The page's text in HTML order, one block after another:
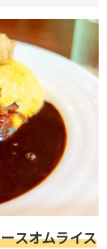
スオムライス